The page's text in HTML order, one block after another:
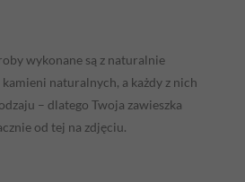
wykonane są z naturalnie
naturalnych, a każdy z nich
– dlatego Twoja zawieszka
od tej na zdjęciu.